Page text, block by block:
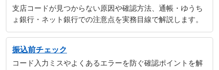
支店コードが見つからない原因や確認方法、通帳・ゆうち
ょ銀行・ネット銀行での注意点を実務目線で解説します。
振込前チェック
コード入力ミスやよくあるエラーを防ぐ確認ポイントを解